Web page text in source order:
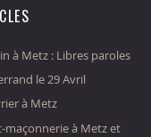
à Metz : Libres paroles
le 29 Avril
à Metz
maçonnerie à Metz et